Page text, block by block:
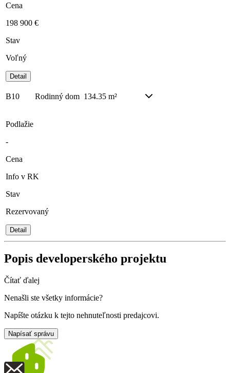
Cena
198 900 €
Stav
Voľný
Detail
B10 Rodinný dom 134.35 m²
Podlažie
-
Cena
Info v RK
Stav
Rezervovaný
Detail
Popis developerského projektu
Čítať ďalej
Nenašli ste všetky informácie?
Napíšte otázku k tejto nehnuteľnosti predajcovi.
Napísať správu